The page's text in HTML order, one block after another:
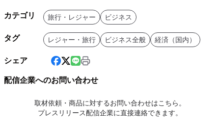
カテゴリ 旅行・レジャー ビジネス
タグ レジャー・旅行 ビジネス全般 経済（国内）
シェア
配信企業へのお問い合わせ
取材依頼・商品に対するお問い合わせはこちら。
プレスリリース配信企業に直接連絡できます。